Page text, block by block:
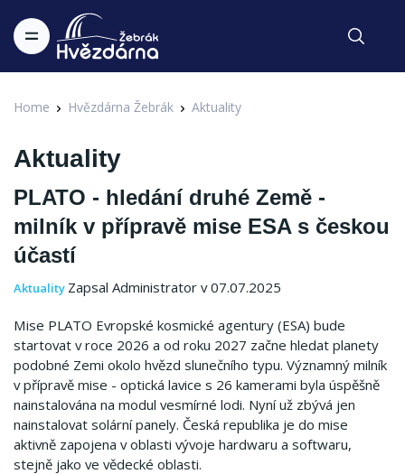
Home Hvězdárna Žebrák Aktuality
Aktuality
PLATO - hledání druhé Země -
milník v přípravě mise ESA s českou
účastí
Aktuality Zapsal Administrator v 07.07.2025
Mise PLATO Evropské kosmické agentury (ESA) bude
startovat v roce 2026 a od roku 2027 začne hledat planety
podobné Zemi okolo hvězd slunečního typu. Významný milník
v přípravě mise - optická lavice s 26 kamerami byla úspěšně
nainstalována na modul vesmírné lodi. Nyní už zbývá jen
nainstalovat solární panely. Česká republika je do mise
aktivně zapojena v oblasti vývoje hardwaru a softwaru,
stejně jako ve vědecké oblasti.